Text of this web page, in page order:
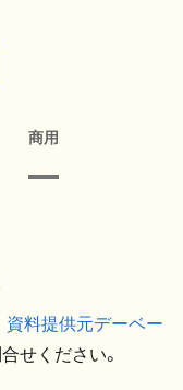
商用
資料提供元デーベー
せください。